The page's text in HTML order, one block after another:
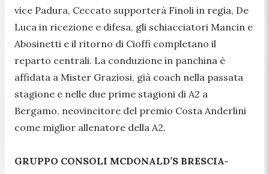
vice Padura, Ceccato supporterà Finoli in regia, De
Luca in ricezione e difesa, gli schiacciatori Mancin e
Abosinetti e il ritorno di Cioffi completano il
reparto centrali. La conduzione in panchina è
affidata a Mister Graziosi, già coach nella passata
stagione e nelle due prime stagioni di A2 a
Bergamo, neovincitore del premio Costa Anderlini
come miglior allenatore della A2.
GRUPPO CONSOLI MCDONALD’S BRESCIA-